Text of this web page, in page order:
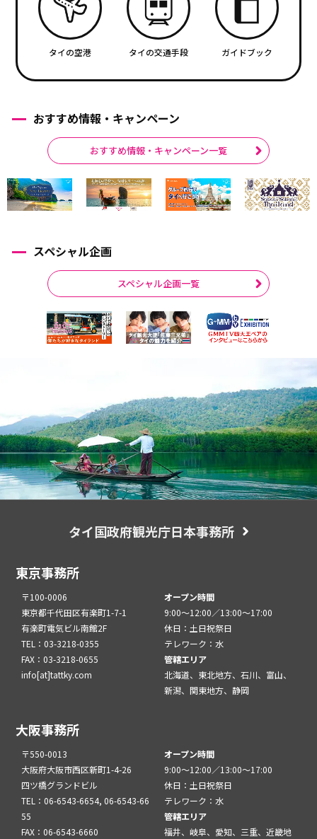
タイの空港 タイの交通手段 ガイドブック
おすすめ情報・キャンペーン
おすすめ情報・キャンペーン一覧
スペシャル企画
スペシャル企画一覧
タイ国政府観光庁日本事務所
東京事務所
〒100-0006
東京都千代田区有楽町1-7-1
有楽町電気ビル南館2F
TEL：03-3218-0355
FAX：03-3218-0655
info[at]tattky.com
オープン時間
9:00～12:00／13:00～17:00
休日：土日祝祭日
テレワーク：水
管轄エリア
北海道、東北地方、石川、富山、
新潟、関東地方、静岡
大阪事務所
〒550-0013
大阪府大阪市西区新町1-4-26
四ツ橋グランドビル
TEL：06-6543-6654, 06-6543-66
55
FAX：06-6543-6660
オープン時間
9:00～12:00／13:00～17:00
休日：土日祝祭日
テレワーク：水
管轄エリア
福井、岐阜、愛知、三重、近畿地